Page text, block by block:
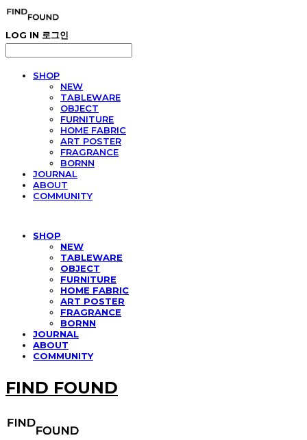
LOG IN 로그인
SHOP
NEW
TABLEWARE
OBJECT
FURNITURE
HOME FABRIC
ART POSTER
FRAGRANCE
BORNN
JOURNAL
ABOUT
COMMUNITY
SHOP
NEW
TABLEWARE
OBJECT
FURNITURE
HOME FABRIC
ART POSTER
FRAGRANCE
BORNN
JOURNAL
ABOUT
COMMUNITY
FIND FOUND